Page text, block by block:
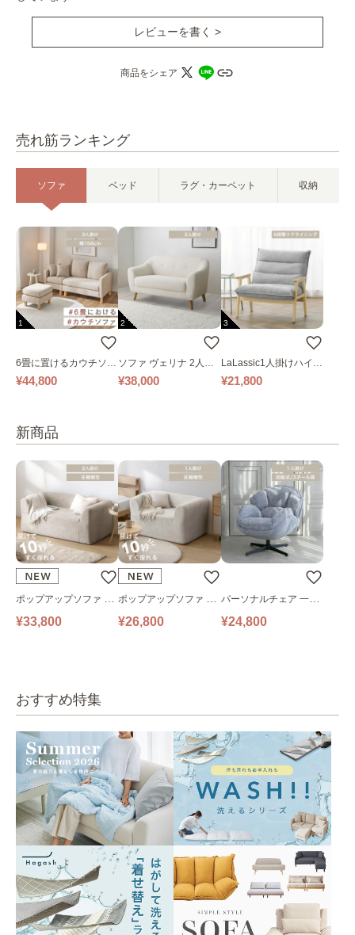
売れ筋ランキング
ソファ ベッド ラグ・カーペット 収納
1
6畳に置けるカウチソフ
ァ｜ベージュ
¥44,800
2
ソファ ヴェリナ 2人掛
け
¥38,000
3
LaLassic1人掛けハイバ
ックソファ ワイド
¥21,800
新商品
ポップアップソファ ソ
ファ フロアソファ 幅14
¥33,800
ポップアップソファ ソ
ファ フロアソファ 幅10
¥26,800
パーソナルチェア 一人
掛けソファ O’HANA ソ
¥24,800
おすすめ特集
レビューを書く >
商品をシェア